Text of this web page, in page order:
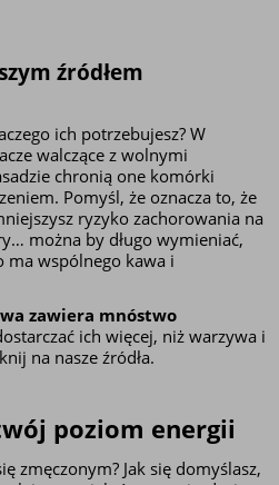
źródłem
ich potrzebujesz? W
walczące z wolnymi
chronią one komórki
Pomyśl, że oznacza to, że
ryzyko zachorowania na
można by długo wymieniać,
ma wspólnego kawa i
zawiera mnóstwo
ich więcej, niż warzywa i
na nasze źródła.
poziom energii
zmęczonym? Jak się domyślasz,